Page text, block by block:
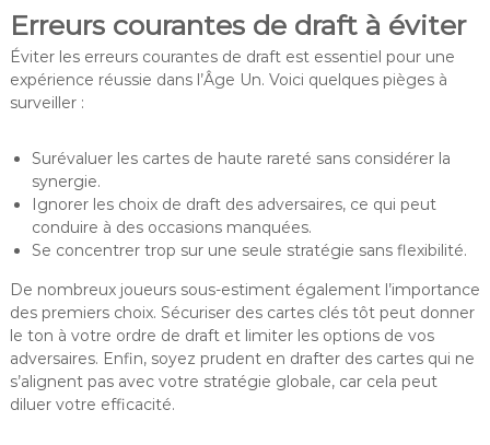
Erreurs courantes de draft à éviter
Éviter les erreurs courantes de draft est essentiel pour une
expérience réussie dans l’Âge Un. Voici quelques pièges à
surveiller :
Surévaluer les cartes de haute rareté sans considérer la
synergie.
Ignorer les choix de draft des adversaires, ce qui peut
conduire à des occasions manquées.
Se concentrer trop sur une seule stratégie sans flexibilité.
De nombreux joueurs sous-estiment également l’importance
des premiers choix. Sécuriser des cartes clés tôt peut donner
le ton à votre ordre de draft et limiter les options de vos
adversaires. Enfin, soyez prudent en drafter des cartes qui ne
s’alignent pas avec votre stratégie globale, car cela peut
diluer votre efficacité.